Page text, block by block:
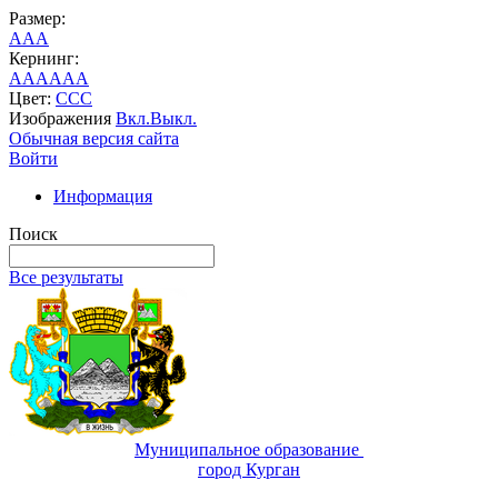
Размер:
AAA
Кернинг:
AAAAAA
Цвет: CCC
Изображения Вкл.Выкл.
Обычная версия сайта
Войти
Информация
Поиск
Все результаты
Муниципальное образование
город Курган